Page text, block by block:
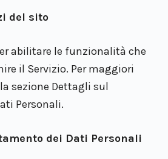
del sito
abilitare le funzionalità che
il Servizio. Per maggiori
sezione Dettagli sul
Personali.
dei Dati Personali